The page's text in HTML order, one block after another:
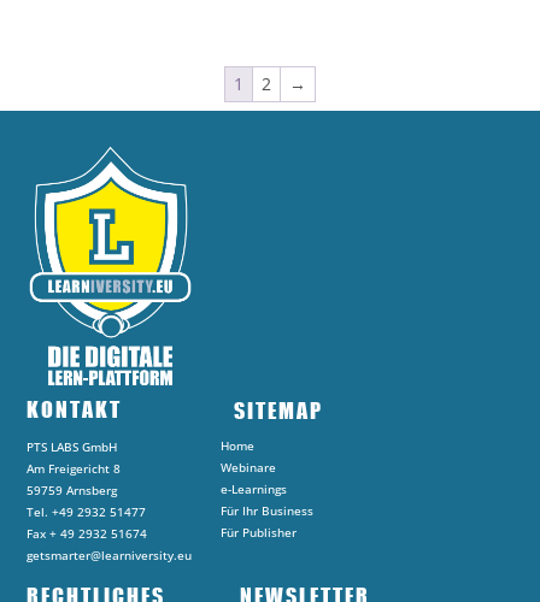
1 2 →
KONTAKT
PTS LABS GmbH
Am Freigericht 8
59759 Arnsberg
Tel. +49 2932 51477
Fax + 49 2932 51674
getsmarter@learniversity.eu
SITEMAP
Home
Webinare
e-Learnings
Für Ihr Business
Für Publisher
RECHTLICHES NEWSLETTER